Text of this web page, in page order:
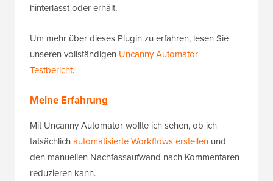
hinterlässt oder erhält.
Um mehr über dieses Plugin zu erfahren, lesen Sie
unseren vollständigen Uncanny Automator
Testbericht.
Meine Erfahrung
Mit Uncanny Automator wollte ich sehen, ob ich
tatsächlichautomatisierte Workflows erstellen und
den manuellen Nachfassaufwand nach Kommentaren
reduzieren kann.